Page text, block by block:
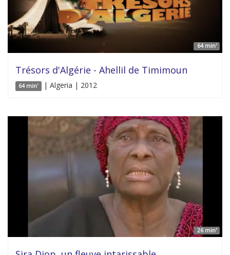
64 min'
Trésors d'Algérie - Ahellil de Timimoun
64 min' | Algeria | 2012
26 min'